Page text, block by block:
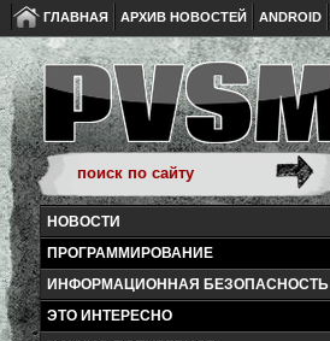
ГЛАВНАЯ АРХИВ НОВОСТЕЙ ANDROID
НОВОСТИ
ПРОГРАММИРОВАНИЕ
ИНФОРМАЦИОННАЯ БЕЗОПАСНОСТЬ
ЭТО ИНТЕРЕСНО